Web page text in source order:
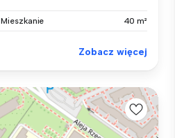
Mieszkanie 40 m²
Zobacz więcej